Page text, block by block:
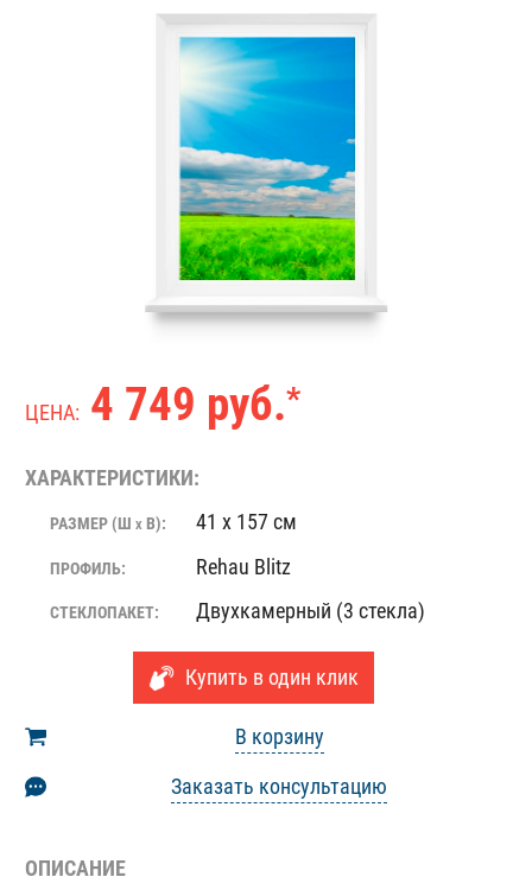
ЦЕНА: 4 749 руб.*
ХАРАКТЕРИСТИКИ:
РАЗМЕР (Ш X В): 41 x 157 см
ПРОФИЛЬ: Rehau Blitz
СТЕКЛОПАКЕТ: Двухкамерный (3 стекла)
Купить в один клик
В корзину
Заказать консультацию
ОПИСАНИЕ